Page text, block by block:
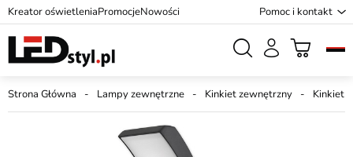
Kreator oświetleniaPromocjeNowości Pomoc i kontakt
Strona Główna Lampy zewnętrzne Kinkiet zewnętrzny Kinkiet